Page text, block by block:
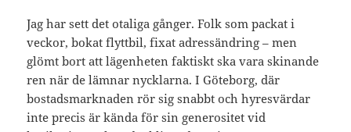
Jag har sett det otaliga gånger. Folk som packat i
veckor, bokat flyttbil, fixat adressändring – men
glömt bort att lägenheten faktiskt ska vara skinande
ren när de lämnar nycklarna. I Göteborg, där
bostadsmarknaden rör sig snabbt och hyresvärdar
inte precis är kända för sin generositet vid